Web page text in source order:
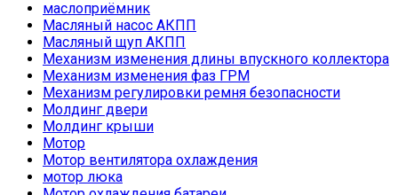
маслоприёмник
Масляный насос АКПП
Масляный щуп АКПП
Механизм изменения длины впускного коллектора
Механизм изменения фаз ГРМ
Механизм регулировки ремня безопасности
Молдинг двери
Молдинг крыши
Мотор
Мотор вентилятора охлаждения
мотор люка